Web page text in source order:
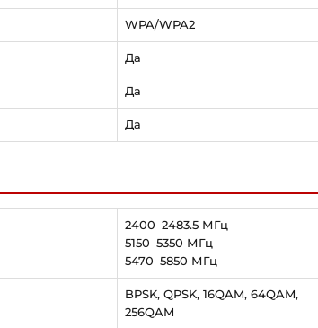
WPA/WPA2
Да
Да
Да
2400–2483.5 МГц
5150–5350 МГц
5470–5850 МГц
BPSK, QPSK, 16QAM, 64QAM,
256QAM